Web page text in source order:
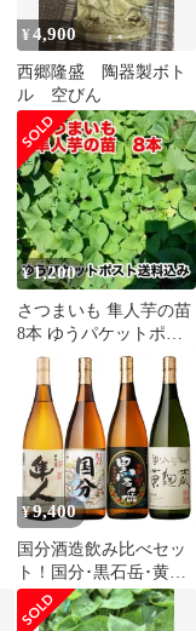
¥4,900
西郷隆盛 陶器製ボト
ル 空びん
¥1,200
さつまいも 隼人芋の苗
8本 ゆうパケットポス
ト送料込み
¥9,400
国分酒造飲み比べセッ
ト！国分･黒石岳･黄麹
蔵･隼人 25度 1800ml各
1本 計4本 芋焼酎 国分